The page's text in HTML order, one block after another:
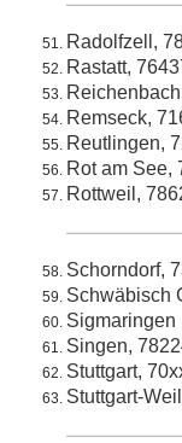
Radolfzell,
Rastatt,
Remseck,
Reutlingen,
Rot am See,
Rottweil,
Schorndorf,
Schwäbisch
Sigmaringen
Singen,
Stuttgart,
Stuttgart-